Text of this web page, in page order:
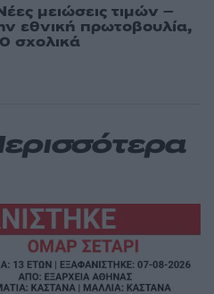
μειώσεις τιμών –
εθνική πρωτοβουλία,
σχολικά